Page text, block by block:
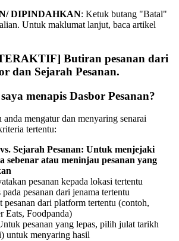
DIPINDAHKAN: Ketuk butang "Batal"
Untuk maklumat lanjut, baca artikel
Butiran pesanan dari
dan Sejarah Pesanan.
menapis Dasbor Pesanan?
anda mengatur dan menyaring senarai
tertentu:
Sejarah Pesanan: Untuk menjejaki
sebenar atau meninjau pesanan yang
pesanan kepada lokasi tertentu
pada pesanan dari jenama tertentu
pesanan dari platform tertentu (contoh,
Eats, Foodpanda)
pesanan yang lepas, pilih julat tarikh
untuk menyaring hasil